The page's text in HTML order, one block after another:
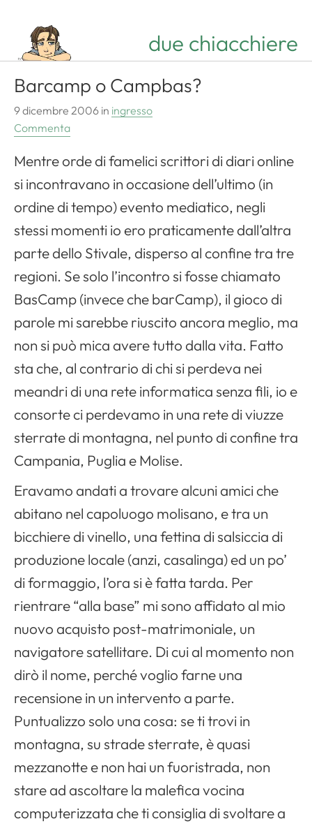
due chiacchiere
Barcamp o Campbas?
9 dicembre 2006 in ingresso
Commenta
Mentre orde di famelici scrittori di diarionline
si incontravano in occasione dell’ultimo (in
ordine di tempo) evento mediatico, negli
stessi momenti io ero praticamente dall’altra
parte dello Stivale, disperso al confine tra tre
regioni. Se solo l’incontro si fosse chiamato
BasCamp (invece che barCamp), il gioco di
parole mi sarebbe riuscito ancora meglio, ma
non si può mica avere tutto dalla vita. Fatto
sta che, al contrario di chi si perdeva nei
meandri di una rete informatica senza fili, io e
consorte ci perdevamo in una rete di viuzze
sterrate di montagna, nel punto di confine tra
Campania, Puglia e Molise.
Eravamo andati a trovare alcuni amici che
abitano nel capoluogo molisano, e tra un
bicchiere di vinello, una fettina di salsiccia di
produzione locale (anzi, casalinga) ed un po’
di formaggio, l’ora si è fatta tarda. Per
rientrare “alla base” mi sono affidato al mio
nuovo acquisto post-matrimoniale, un
navigatore satellitare. Di cui al momento non
dirò il nome, perché voglio farne una
recensione in un intervento a parte.
Puntualizzo solo una cosa: se ti trovi in
montagna, su strade sterrate, è quasi
mezzanotte e non hai un fuoristrada, non
stare ad ascoltare la malefica vocina
computerizzata che ti consiglia di svoltare a
Apri il menu di navigazione